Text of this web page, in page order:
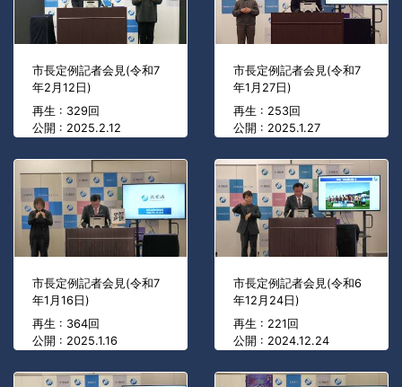
市長定例記者会見(令和7
年2月12日)
再生 : 329回
公開 : 2025.2.12
市長定例記者会見(令和7
年1月27日)
再生 : 253回
公開 : 2025.1.27
市長定例記者会見(令和7
年1月16日)
再生 : 364回
公開 : 2025.1.16
市長定例記者会見(令和6
年12月24日)
再生 : 221回
公開 : 2024.12.24